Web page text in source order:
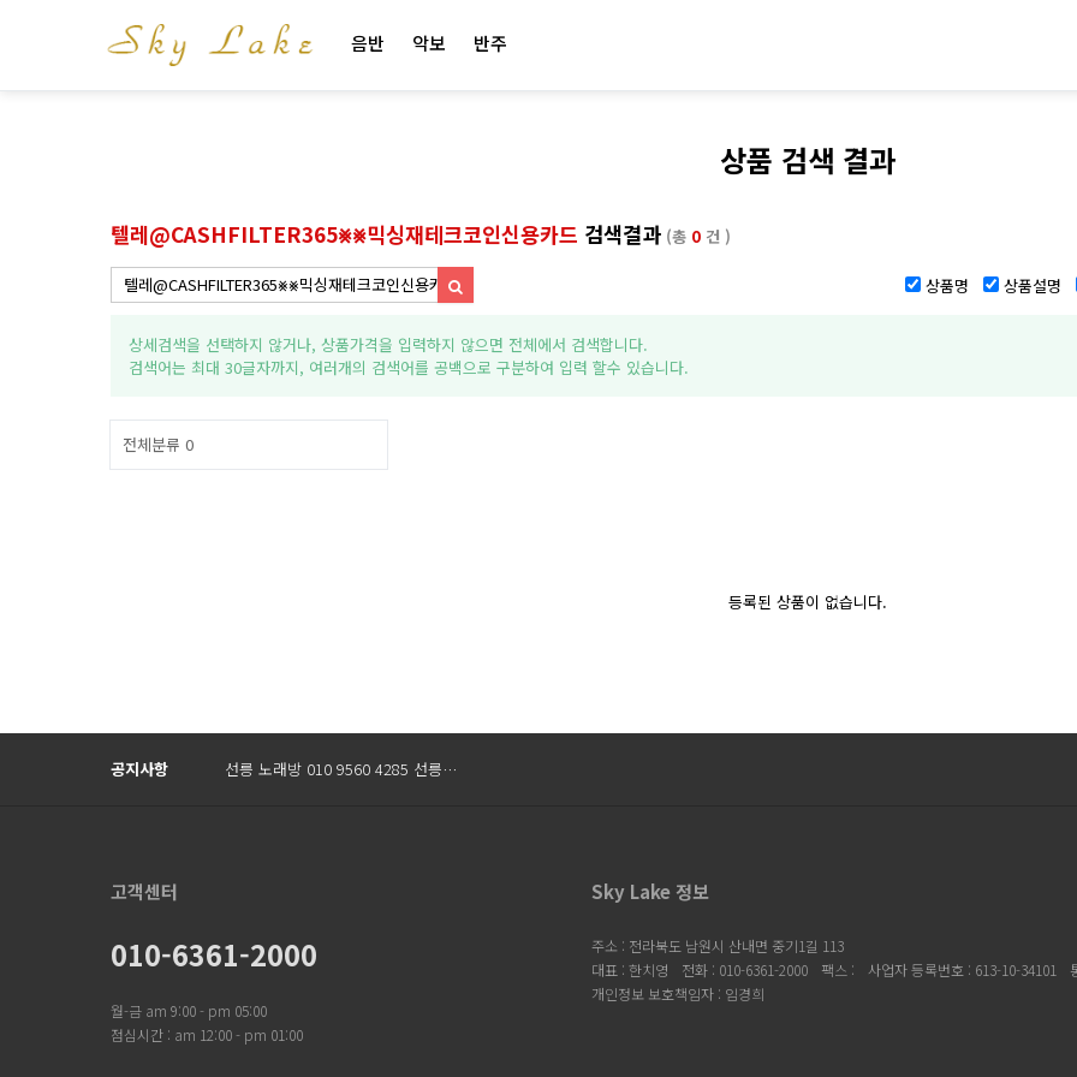
음반 악보 반주
상품 검색 결과
텔레@CASHFILTER365⨳⨳믹싱재테크코인신용카드 검색결과 (총 0 건 )
상품명 상품설명
상세검색을 선택하지 않거나, 상품가격을 입력하지 않으면 전체에서 검색합니다.
검색어는 최대 30글자까지, 여러개의 검색어를 공백으로 구분하여 입력 할수 있습니다.
전체분류 0
등록된 상품이 없습니다.
공지사항 선릉 노래방 010 9560 4285 선릉…
고객센터
010-6361-2000
월-금 am 9:00 - pm 05:00
점심시간 : am 12:00 - pm 01:00
Sky Lake 정보
주소 : 전라북도 남원시 산내면 중기1길 113
대표 : 한치영
전화 : 010-6361-2000 팩스 : 사업자 등록번호 : 613-10-34101
개인정보 보호책임자 : 임경희